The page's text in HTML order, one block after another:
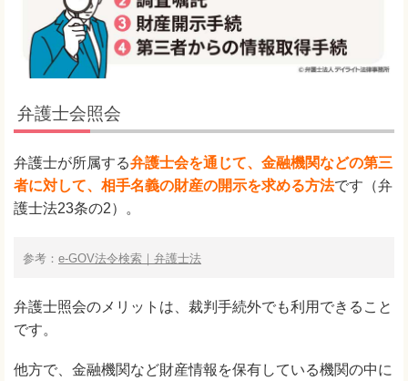
弁護士会照会
弁護士が所属する弁護士会を通じて、金融機関などの第三
者に対して、相手名義の財産の開示を求める方法です（弁
護士法23条の2）。
参考： e-GOV法令検索｜弁護士法
弁護士照会のメリットは、裁判手続外でも利用できること
です。
他方で、金融機関など財産情報を保有している機関の中に